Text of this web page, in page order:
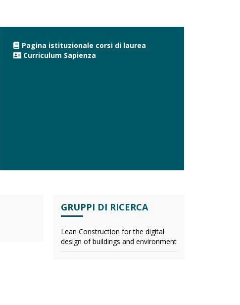
Pagina istituzionale corsi di laurea
Curriculum Sapienza
GRUPPI DI RICERCA
Lean Construction for the digital
design of buildings and environment